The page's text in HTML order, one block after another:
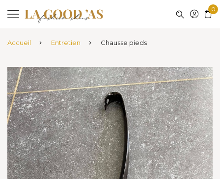
0
Accueil Entretien Chausse pieds